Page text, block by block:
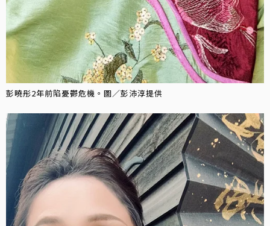
彭曉彤2年前陷憂鬱危機。圖／彭沛淳提供